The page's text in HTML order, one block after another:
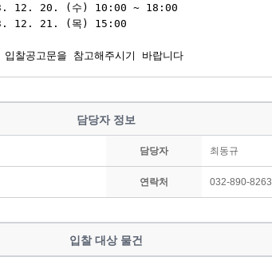
담당자 정보
담당자 최동규
연락처 032-890-8263
입찰 대상 물건